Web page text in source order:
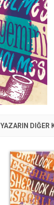
YAZARIN DIĞER